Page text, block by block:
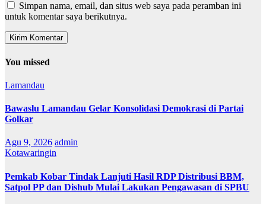
Simpan nama, email, dan situs web saya pada peramban ini
untuk komentar saya berikutnya.
You missed
Lamandau
Bawaslu Lamandau Gelar Konsolidasi Demokrasi di Partai
Golkar
Agu 9, 2026 admin
Kotawaringin
Pemkab Kobar Tindak Lanjuti Hasil RDP Distribusi BBM,
Satpol PP dan Dishub Mulai Lakukan Pengawasan di SPBU